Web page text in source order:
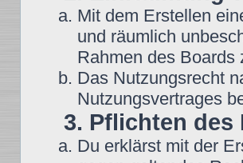
Mit dem Erstellen
und räumlich
Rahmen des Boards
Das Nutzungsrecht
Nutzungsvertrages
3. Pflichten des
Du erklärst mit der